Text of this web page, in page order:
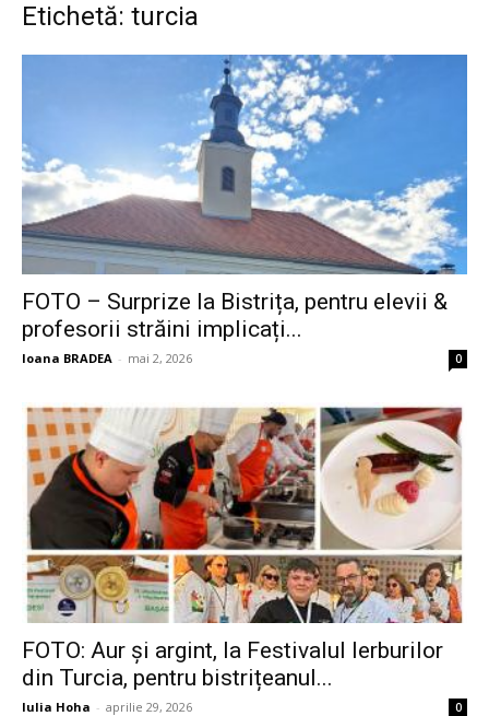
Etichetă: turcia
FOTO – Surprize la Bistrița, pentru elevii &
profesorii străini implicați...
Ioana BRADEA - mai 2, 2026 0
FOTO: Aur și argint, la Festivalul Ierburilor
din Turcia, pentru bistrițeanul...
Iulia Hoha - aprilie 29, 2026 0